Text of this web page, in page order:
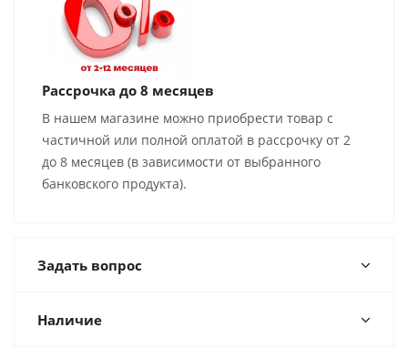
Рассрочка до 8 месяцев
В нашем магазине можно приобрести товар с
частичной или полной оплатой в рассрочку от 2
до 8 месяцев (в зависимости от выбранного
банковского продукта).
Задать вопрос
Наличие